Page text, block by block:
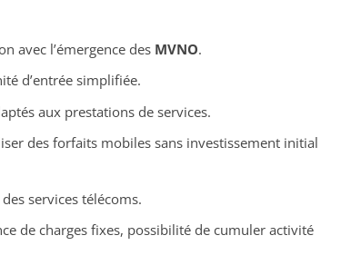
avec l’émergence des MVNO.
d’entrée simplifiée.
aux prestations de services.
des forfaits mobiles sans investissement initial
services télécoms.
de charges fixes, possibilité de cumuler activité